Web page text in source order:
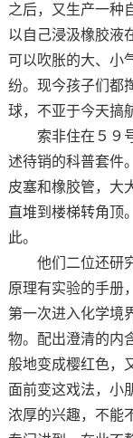
之后，又生产一种
以自己浸汲橡胶液
可以吹胀的大、小
纷。现今孩子们都
球，不亚于今天搞
索非住在５９号
述待销的科普套件
皮塞和橡胶管，大
直堆到楼梯转角顶
此。
他们二位还研究
原理有实验的手册
第一次进入化学境
物。配出澄清的内
般地变成樱红色，
面前变这戏法，小
浓厚的兴趣，不能